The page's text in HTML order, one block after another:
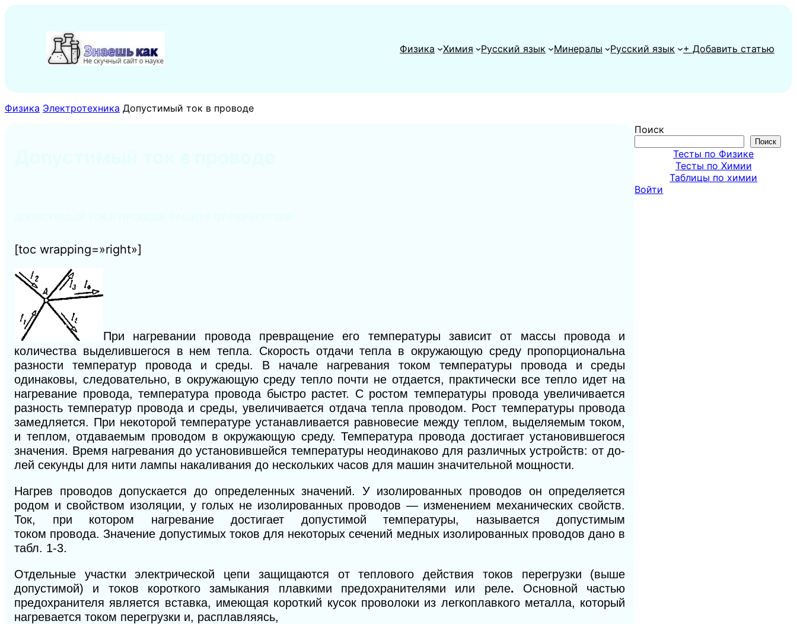
содержимому
Физика
Химия Русский язык Минералы Русский язык + Добавить статью
Физика Электротехника Допустимый ток в проводе
[toc wrapping=»right»]
При нагревании провода превращение его температуры зависит от массы провода и
количества выделившегося в нем тепла. Скорость отдачи тепла в окружающую среду пропорциональна
разности температур провода и среды. В начале нагревания током температуры провода и среды
одинаковы, следовательно, в окружающую среду тепло почти не отдается, практически все тепло идет на
нагревание провода, температура провода быстро растет. С ростом температуры провода увеличивается
разность температур провода и среды, увеличивается отдача тепла проводом. Рост температуры провода
замедляется. При некоторой тем­пературе устанавливается равновесие между теплом, выде­ляемым током,
и теплом, отдаваемым проводом в окружаю­щую среду. Температура провода достигает установив­шегося
значения. Время нагревания до установившейся температуры неодинаково для различных устройств: от до­
лей секунды для нити лампы накаливания до нескольких часов для машин значительной мощности.
Нагрев проводов допускается до определенных значе­ний. У изолированных проводов он определяется
родом и свойством изоляции, у голых не изолированных проводов — изменением механических свойств.
Ток, при котором на­гревание достигает допустимой температуры, называется допустимым
током провода. Значение до­пустимых токов для некоторых сечений медных изолиро­ванных проводов дано в
табл. 1-3.
Отдельные участки электрической цепи защищаются от теплового действия токов перегрузки (выше
допустимой) и токов короткого замыкания плавкими предохранителями или реле. Основ­ной частью
предохранителя является вставка, имеющая короткий кусок проволоки из легкоплавкого металла, который
нагревается током перегрузки и, расплавляясь,
Поиск
Поиск
Тесты по Физике
Тесты по Химии
Таблицы по химии
Войти